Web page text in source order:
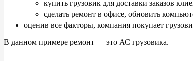
купить грузовик для доставки заказов
сделать ремонт в офисе, обновить
оценив все факторы, компания покупает
В данном примере ремонт — это АС грузовика.